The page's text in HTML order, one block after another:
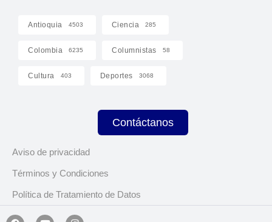
Antioquia 4503 Ciencia 285
Colombia 6235 Columnistas 58
Cultura 403 Deportes 3068
Contáctanos
Aviso de privacidad
Términos y Condiciones
Política de Tratamiento de Datos